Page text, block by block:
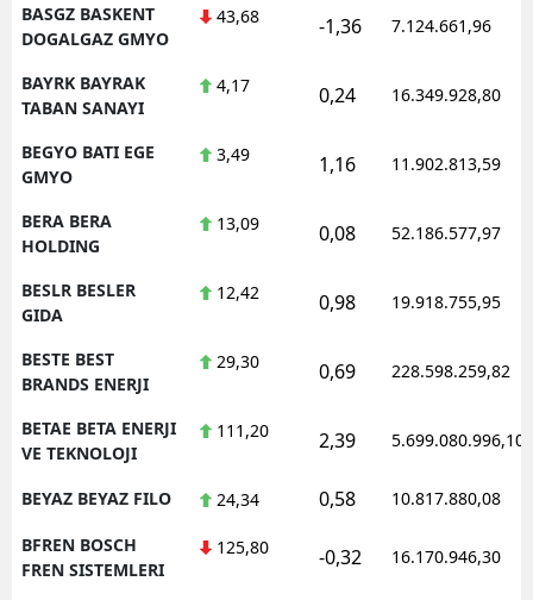
BASGZ BASKENT
DOGALGAZ GMYO
43,68 -1,36 7.124.661,96
BAYRK BAYRAK
TABAN SANAYI
4,17 0,24 16.349.928,80
BEGYO BATI EGE
GMYO
3,49 1,16 11.902.813,59
BERA BERA
HOLDING
13,09 0,08 52.186.577,97
BESLR BESLER
GIDA
12,42 0,98 19.918.755,95
BESTE BEST
BRANDS ENERJI
29,30 0,69 228.598.259,82
BETAE BETA ENERJI
VE TEKNOLOJI
111,20 2,39 5.699.080.996,10
BEYAZ BEYAZ FILO 24,34 0,58 10.817.880,08
BFREN BOSCH
FREN SISTEMLERI
125,80 -0,32 16.170.946,30